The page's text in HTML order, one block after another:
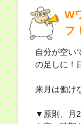
W
フ！
自分が空い
の足しに！
来月は働け
▼原則、月